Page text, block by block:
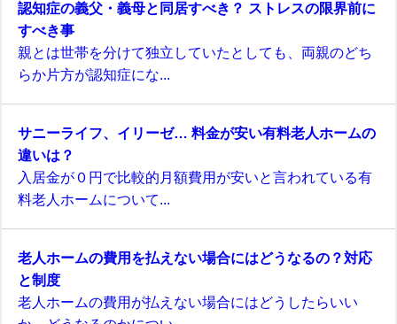
認知症の義父・義母と同居すべき？ ストレスの限界前に
すべき事
親とは世帯を分けて独立していたとしても、両親のどち
らか片方が認知症にな...
サニーライフ、イリーゼ… 料金が安い有料老人ホームの
違いは？
入居金が０円で比較的月額費用が安いと言われている有
料老人ホームについて...
老人ホームの費用を払えない場合にはどうなるの？対応
と制度
老人ホームの費用が払えない場合にはどうしたらいい